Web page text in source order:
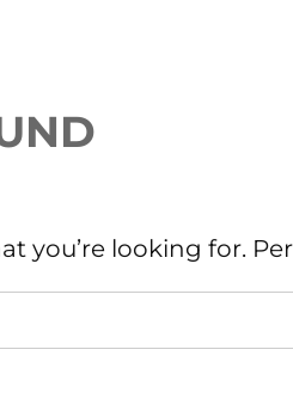
you’re looking for.